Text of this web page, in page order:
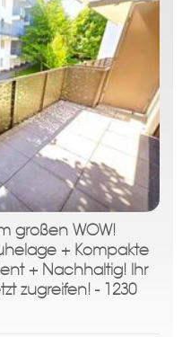
großen WOW!
+ Kompakte
+ Nachhaltig! Ihr
zugreifen! - 1230